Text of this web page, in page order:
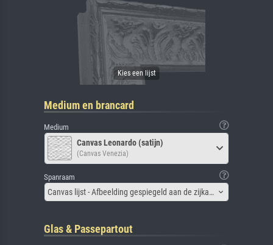
Medium en brancard
Medium
Canvas Leonardo (satijn)
(Canvas Venezia)
Spanraam
Canvas lijst - Afbeelding gespiegeld aan de zijkant
Glas & Passepartout